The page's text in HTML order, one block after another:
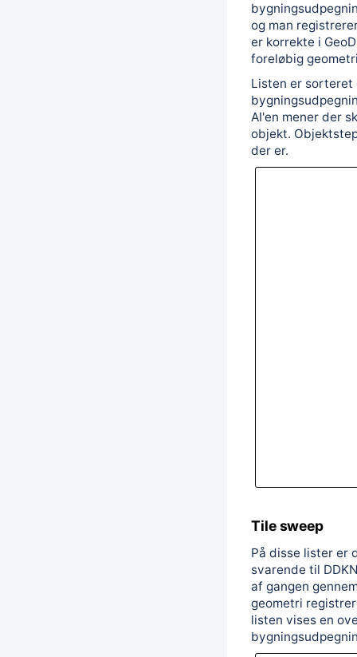
og man
er korrekte i
foreløbig
Listen er
AI'en mener der
objekt.
der er.
Tile sweep
På disse lister er
svarende til
af gangen
geometri
listen vises en